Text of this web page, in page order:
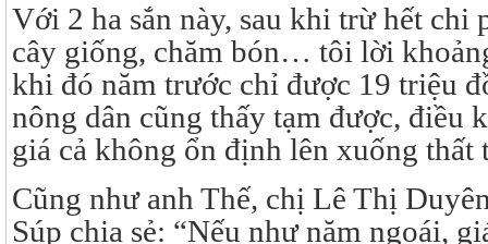
Với 2 ha sắn này, sau khi trừ hết chi
cây giống, chăm bón… tôi lời
khi đó năm trước chỉ được 19 triệu
nông dân cũng thấy tạm được, điều
giá cả không ổn định lên xuống thất
Cũng như anh Thế, chị Lê Thị
Súp chia sẻ: “Nếu như năm ngoái,